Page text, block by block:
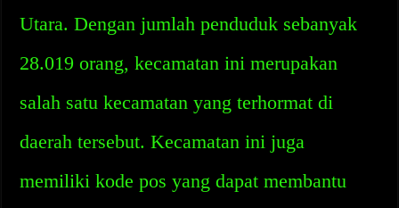
Utara. Dengan jumlah penduduk sebanyak
28.019 orang, kecamatan ini merupakan
salah satu kecamatan yang terhormat di
daerah tersebut. Kecamatan ini juga
memiliki kode pos yang dapat membantu